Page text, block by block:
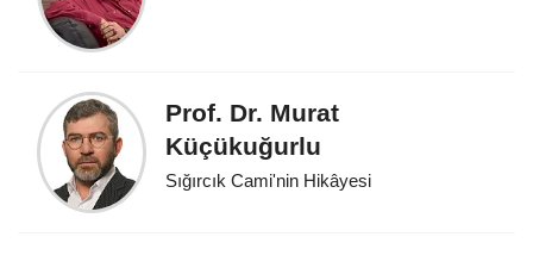
Prof. Dr. Murat
Küçükuğurlu
Sığırcık Cami'nin Hikâyesi